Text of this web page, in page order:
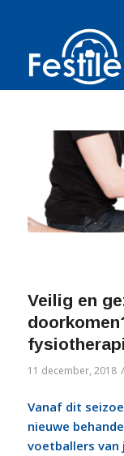
Veilig en
11 december, 2018 /
Vanaf dit
nieuwe
voetballers